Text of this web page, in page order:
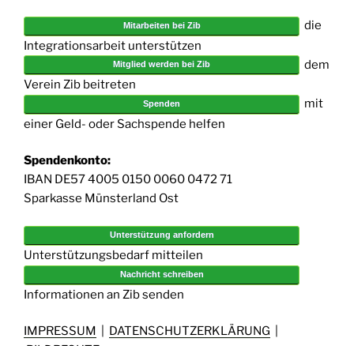
Mitarbeiten bei Zib
die
Integrationsarbeit unterstützen
Mitglied werden bei Zib
dem
Verein Zib beitreten
Spenden
mit
einer Geld- oder Sachspende helfen
Spendenkonto:
IBAN DE57 4005 0150 0060 0472 71
Sparkasse Münsterland Ost
Unterstützung anfordern
Unterstützungsbedarf mitteilen
Nachricht schreiben
Informationen an Zib senden
IMPRESSUM DATENSCHUTZERKLÄRUNG